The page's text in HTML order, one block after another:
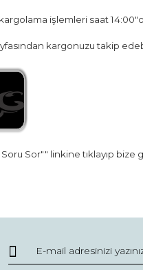
işlemleri saat
kargonuzu takip
Sor"" linkine tıklayıp
Yaz